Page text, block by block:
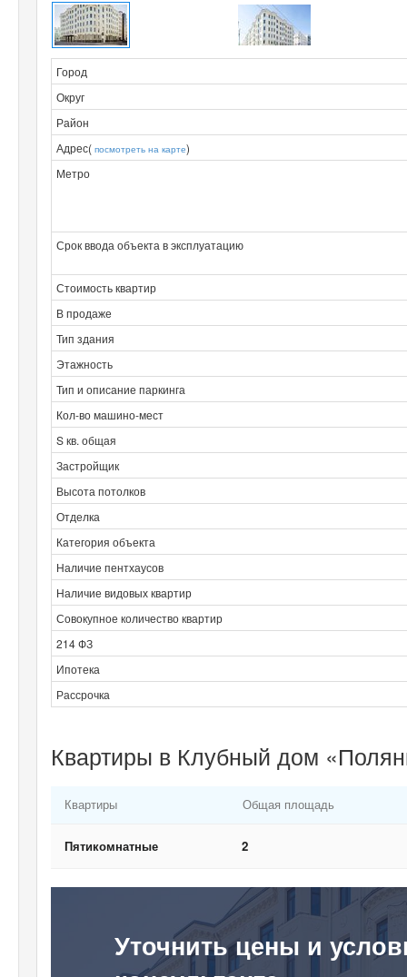
Город
Округ
Район
Адрес( посмотреть на карте)
Метро
Срок ввода объекта в эксплуатацию
Стоимость квартир
В продаже
Тип здания
Этажность
Тип и описание паркинга
Кол-во машино-мест
S кв. общая
Застройщик
Высота потолков
Отделка
Категория объекта
Наличие пентхаусов
Наличие видовых квартир
Совокупное количество квартир
214 ФЗ
Ипотека
Рассрочка
Квартиры в Клубный дом
Квартиры Общая площадь
Пятикомнатные 2
Уточнить цены и